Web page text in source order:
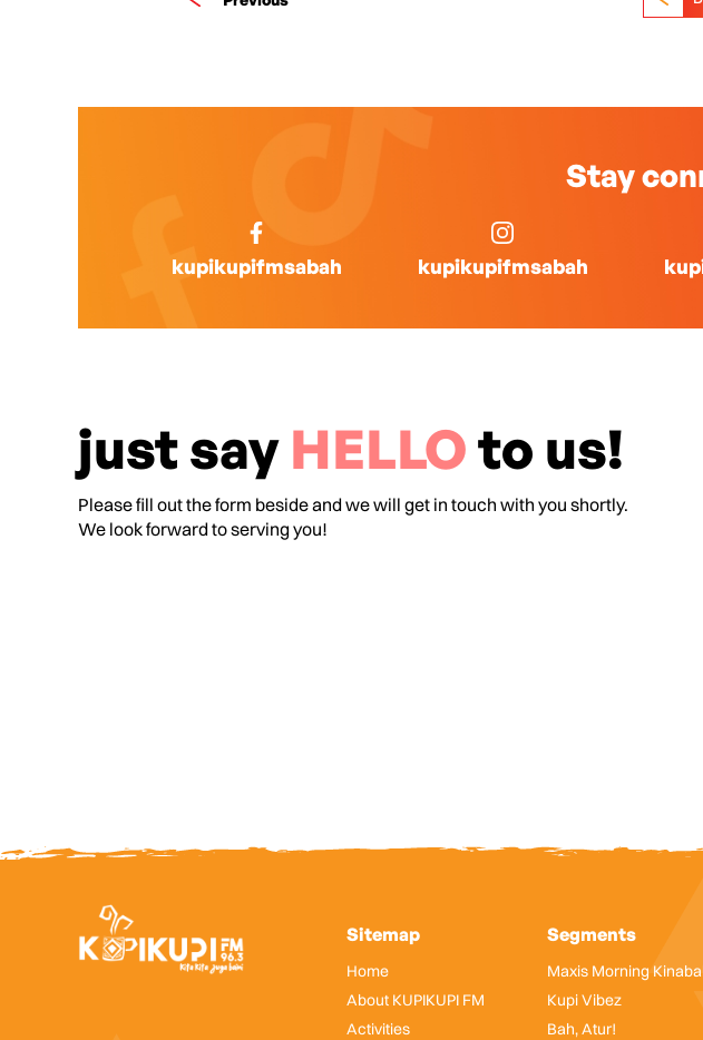
Stay
kupikupifmsabah kupikupifmsabah
just say HELLOto us!
Please fill out the form beside and we will get in touch with you shortly.
We look forward to serving you!
Sitemap
Home
About KUPIKUPI FM
Activities
Segments
Maxis Morning
Kupi Vibez
Bah, Atur!